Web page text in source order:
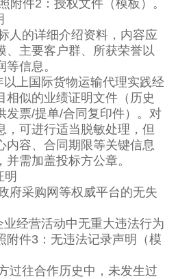
附件2：授权文件（模板）。
的详细介绍资料，内容应
、主要客户群、所获荣誉以
信息。
上国际货物运输代理实践经
相似的业绩证明文件（历史
发票/提单/合同复印件）。对
，可进行适当脱敏处理，但
内容、合同期限等关键信息
需加盖投标方公章。
明
采购网等权威平台的无失
经营活动中无重大违法行为
附件3：无违法记录声明（模
往合作历史中，未发生过